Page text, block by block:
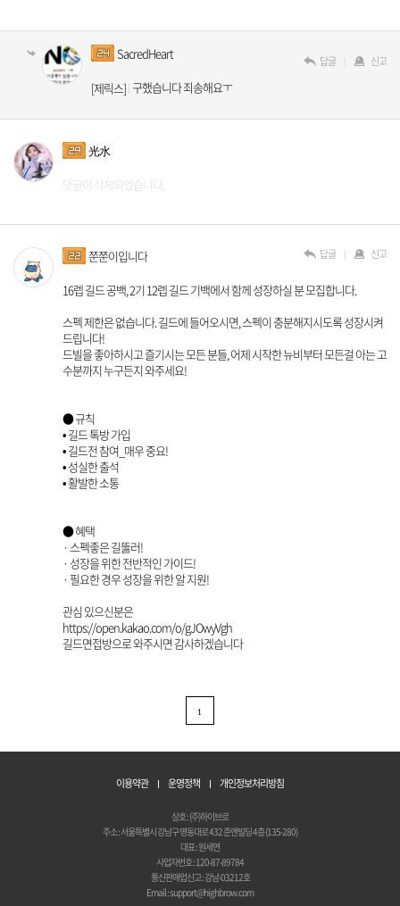
SacredHeart
[제릭스] 구했습니다 죄송해요ㅜ
답글 신고
光水
댓글이 삭제되었습니다.
쭌쭌이입니다
16렙 길드 공백, 2기 12렙 길드 기백에서 함께 성장하실 분 모집합니다.
스펙 제한은 없습니다. 길드에 들어오시면, 스펙이 충분해지시도록 성장시켜
드립니다!
드빌을 좋아하시고 즐기시는 모든 분들, 어제 시작한 뉴비부터 모든걸 아는 고
수분까지 누구든지 와주세요!
● 규칙
• 길드 톡방 가입
• 길드전 참여_매우 중요!
• 성실한 출석
• 활발한 소통
● 혜택
· 스펙좋은 길뚫러!
· 성장을 위한 전반적인 가이드!
· 필요한 경우 성장을 위한 알 지원!
관심 있으신분은
https://open.kakao.com/o/gJOwyVgh
길드면접방으로 와주시면 감사하겠습니다
답글 신고
1
이용약관 운영정책 개인정보처리방침
상호 : (주)하이브로
주소 : 서울특별시 강남구 영동대로 432 준앤빌딩 4층 (135-280)
대표 : 원세연
사업자번호 : 120-87-89784
통신판매업신고 : 강남-03212호
Email : support@highbrow.com